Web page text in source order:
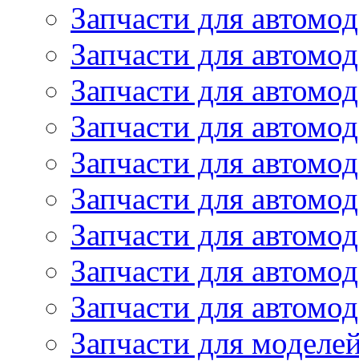
Запчасти для
Запчасти для
Запчасти для
Запчасти для
Запчасти для
Запчасти для
Запчасти для
Запчасти для
Запчасти для
Запчасти для